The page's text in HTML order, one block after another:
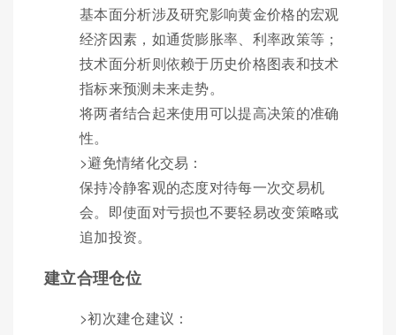
基本面分析涉及研究影响黄金价格的宏观
经济因素，如通货膨胀率、利率政策等；
技术面分析则依赖于历史价格图表和技术
指标来预测未来走势。
将两者结合起来使用可以提高决策的准确
性。
>避免情绪化交易：
保持冷静客观的态度对待每一次交易机
会。即使面对亏损也不要轻易改变策略或
追加投资。
建立合理仓位
>初次建仓建议：